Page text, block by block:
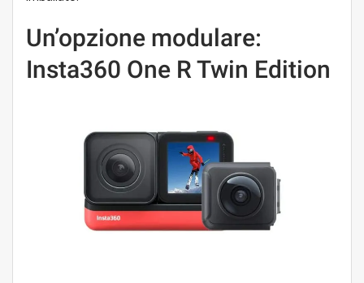
Un’opzione modulare:
Insta360 One R Twin Edition